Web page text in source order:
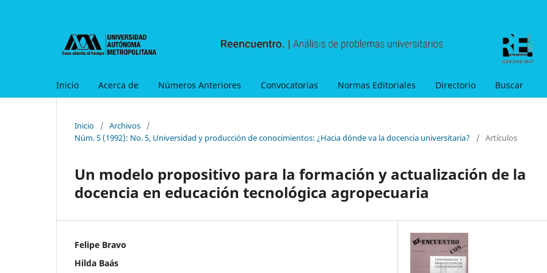
Inicio Acerca de Números Anteriores Convocatorias Normas Editoriales Directorio Buscar
Inicio / Archivos
/
Núm. 5 (1992): No. 5, Universidad y producción de conocimientos: ¿Hacia dónde va la docencia universitaria?
/ Artículos
Un modelo propositivo para la formación y actualización de la
docencia en educación tecnológica agropecuaria
Felipe Bravo
Hilda Baás